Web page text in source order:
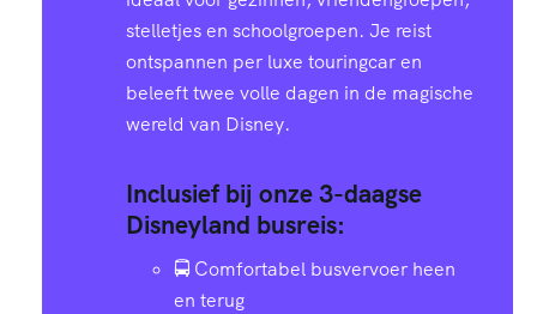
stelletjes en schoolgroepen. Je reist
ontspannen per luxe touringcar en
beleeft twee volle dagen in de magische
wereld van Disney.
Inclusief bij onze 3-daagse
Disneyland busreis:
🚍 Comfortabel busvervoer heen
en terug